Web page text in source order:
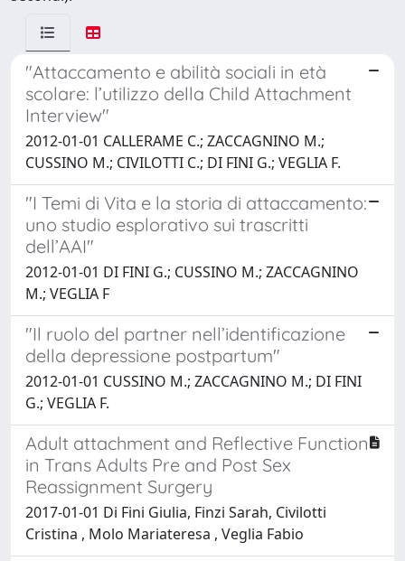
"Attaccamento e abilità sociali in età
scolare: l’utilizzo della Child Attachment
Interview"
2012-01-01 CALLERAME C.; ZACCAGNINO M.;
CUSSINO M.; CIVILOTTI C.; DI FINI G.; VEGLIA F.
"I Temi di Vita e la storia di attaccamento:
uno studio esplorativo sui trascritti
dell’AAI"
2012-01-01 DI FINI G.; CUSSINO M.; ZACCAGNINO
M.; VEGLIA F
"Il ruolo del partner nell’identificazione
della depressione postpartum"
2012-01-01 CUSSINO M.; ZACCAGNINO M.; DI FINI
G.; VEGLIA F.
Adult attachment and Reflective Function
in Trans Adults Pre and Post Sex
Reassignment Surgery
2017-01-01 Di Fini Giulia, Finzi Sarah, Civilotti
Cristina , Molo Mariateresa , Veglia Fabio